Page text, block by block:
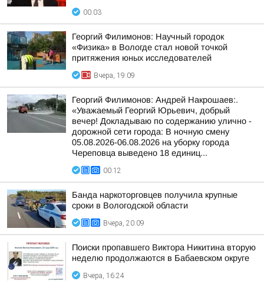
00:03
Георгий Филимонов: Научный городок
«Физика» в Вологде стал новой точкой
притяжения юных исследователей
Вчера, 19:09
Георгий Филимонов: Андрей Накрошаев:.
«Уважаемый Георгий Юрьевич, добрый
вечер! Докладываю по содержанию улично -
дорожной сети города: В ночную смену
05.08.2026-06.08.2026 на уборку города
Череповца выведено 18 единиц...
00:12
Банда наркоторговцев получила крупные
сроки в Вологодской области
Вчера, 20:09
Поиски пропавшего Виктора Никитина вторую
неделю продолжаются в Бабаевском округе
Вчера, 16:24